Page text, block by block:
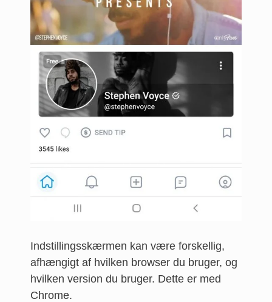
Indstillingsskærmen kan være forskellig,
afhængigt af hvilken browser du bruger, og
hvilken version du bruger. Dette er med
Chrome.